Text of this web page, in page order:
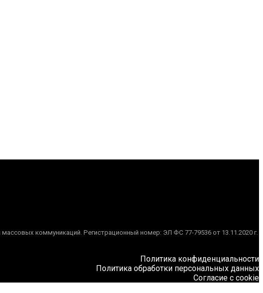
коммуникаций. Регистрационный номер: ЭЛ ФС 77-79536 от 13.11.2020 г.
Политика конфиденциальности
Политика обработки персональных данных
Согласие с cookie